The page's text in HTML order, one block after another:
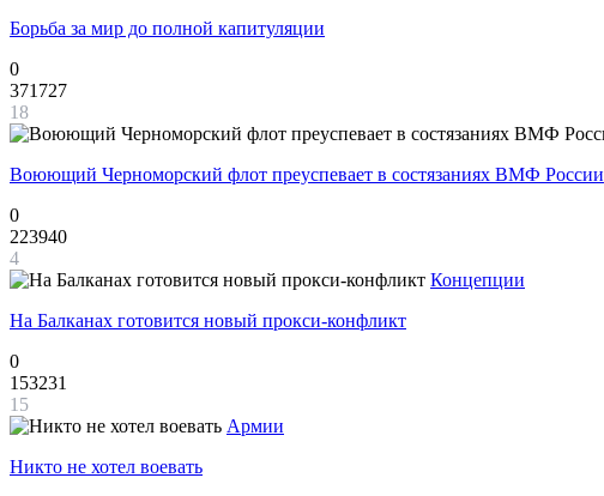
Борьба за мир до полной капитуляции
0
371727
18
Воюющий Черноморский флот преуспевает в состязаниях ВМФ России
0
223940
4
Концепции
На Балканах готовится новый прокси-конфликт
0
153231
15
Армии
Никто не хотел воевать